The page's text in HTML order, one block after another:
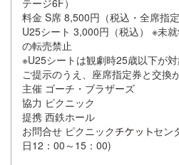
料金 S席 8,500円（税込・全席指定
U25シート 3,000円（税込） ※未
の転売禁止
※U25シートは観劇時25歳以下が
ご提示のうえ、座席指定券と交換
主催 ゴーチ・ブラザーズ
協力 ピクニック
提携 西鉄ホール
お問合せ ピクニック
セン
日12：00～15：00)